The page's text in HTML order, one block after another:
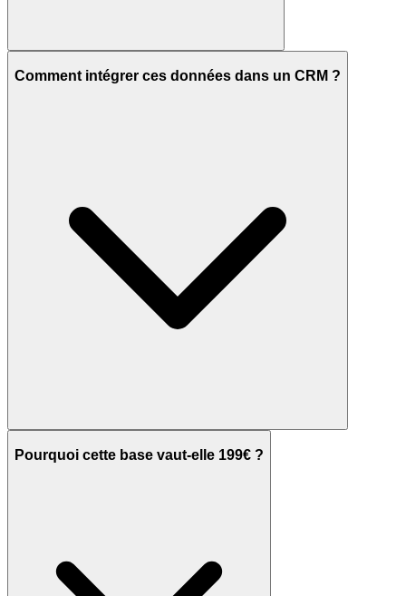
Comment intégrer ces données dans un CRM ?
Pourquoi cette base vaut-elle 199€ ?